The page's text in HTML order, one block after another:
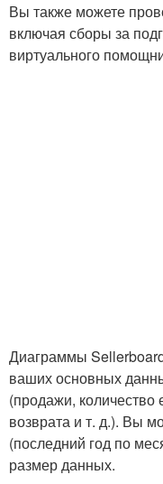
Вы также можете
включая сборы за
виртуального
Диаграммы
ваших основных
(продажи, количество
возврата и т. д.). Вы
(последний год по
размер данных.